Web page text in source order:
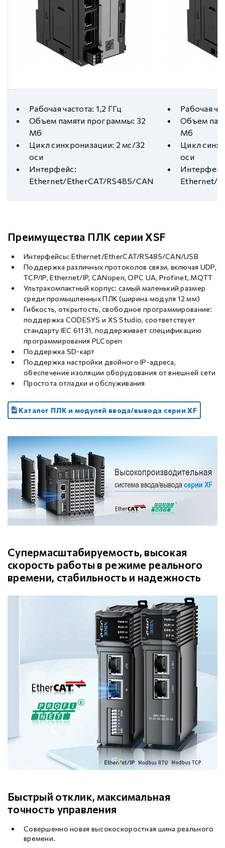
Рабочая частота: 1,2 ГГц
Объем памяти программы: 32
Мб
Цикл синхронизации: 2 мс/32
оси
Интерфейс:
Ethernet/EtherCAT/RS485/CAN
Рабочая
Объем
Мб
Цикл
оси
Ethernet/
Преимущества ПЛК серии XSF
Интерфейсы: Ethernet/EtherCAT/RS485/CAN/USB
Поддержка различных протоколов связи, включая UDP,
TCP/IP, Ethernet/IP, CANopen, OPC UA, Profinet, MQTT
Ультракомпактный корпус: самый маленький размер
среди промышленных ПЛК (ширина модуля 12 мм)
Гибкость, открытость, свободное программирование:
поддержка CODESYS и XS Studio, соответствует
стандарту IEC 61131, поддерживает спецификацию
программирования PLCopen
Поддержка SD-карт
Поддержка настройки двойного IP-адреса,
обеспечение изоляции оборудования от внешней сети
Простота отладки и обслуживания
Каталог ПЛК и модулей ввода/вывода серии XF
Супермасштабируемость, высокая
скорость работы в режиме реального
времени, стабильность и надежность
Быстрый отклик, максимальная
точность управления
Совершенно новая высокоскоростная шина реального
времени.